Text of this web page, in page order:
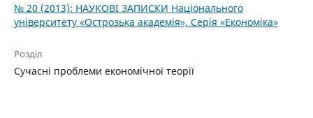
№ 20 (2013): НАУКОВІ ЗАПИСКИ Національного
університету «Острозька акаде­мія», Серія «Економіка»
Розділ
Cучасні проблеми економічної теорії